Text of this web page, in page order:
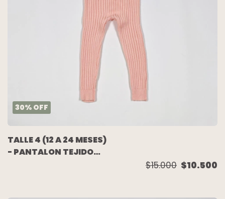
30% OFF
TALLE 4 (12 A 24 MESES)
- PANTALON TEJIDO
$15.000 $10.500